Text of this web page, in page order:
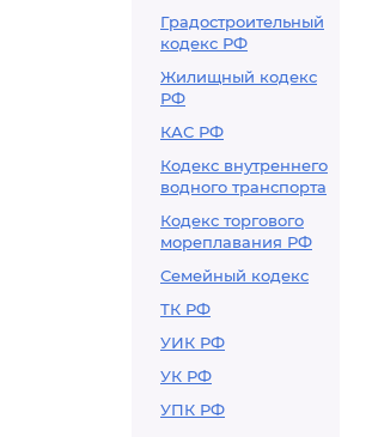
Градостроительный
кодекс РФ
Жилищный кодекс
РФ
КАС РФ
Кодекс внутреннего
водного транспорта
Кодекс торгового
мореплавания РФ
Семейный кодекс
ТК РФ
УИК РФ
УК РФ
УПК РФ